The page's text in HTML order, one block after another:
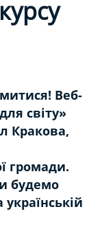
Веб-
світу»
Кракова,
громади.
будемо